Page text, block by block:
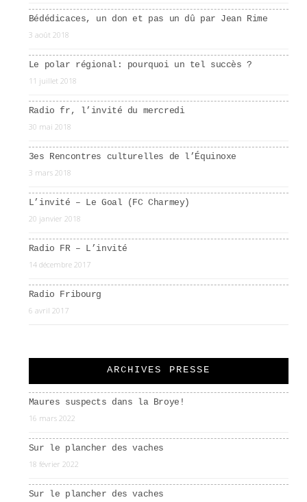
Bédédicaces, un don et pas un dû par Jean Rime
3 août 2018
Le polar régional: pourquoi un tel succès ?
11 juillet 2018
Radio fr, l’invité du mercredi
30 mai 2018
3es Rencontres culturelles de l’Équinoxe
3 mars 2018
L’invité – Le Goal (FC Charmey)
20 janvier 2018
Radio FR – L’invité
14 décembre 2017
Radio Fribourg
6 avril 2017
ARCHIVES PRESSE
Maures suspects dans la Broye!
16 mars 2022
Sur le plancher des vaches
18 février 2022
Sur le plancher des vaches